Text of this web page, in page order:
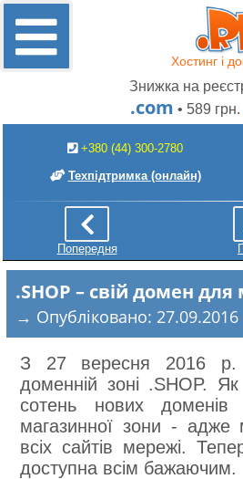
Хостинг і
Знижка на
.com • 589 грн.
+380 (44) 300-2780
Техпідтримка (онлайн)
Попередня
.SHOP – свій домен для
→ Опубліковано: 27.09.2016
З 27 вересня 2016 р.
доменній зоні .SHOP.
сотень нових
магазинної зони - адже
всіх сайтів мережі.
доступна всім бажаючим.